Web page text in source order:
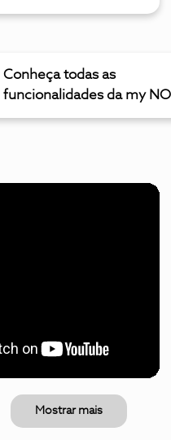
Conheça todas as
funcionalidades da my
Mostrar mais